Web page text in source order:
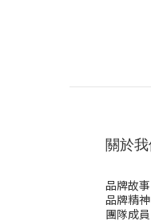
關於
品牌故事
品牌精神
團隊成員